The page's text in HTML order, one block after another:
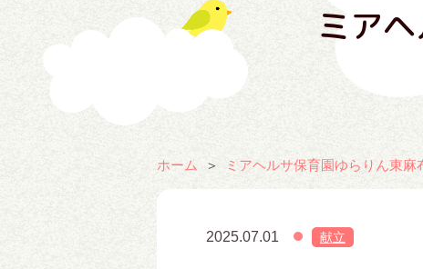
ミア
ホーム ミアヘルサ保育園ゆらりん東麻
2025.07.01 献立